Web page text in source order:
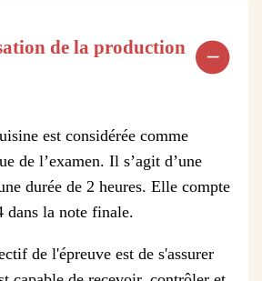
de la production
est considérée comme
de l’examen. Il s’agit d’une
durée de 2 heures. Elle compte
dans la note finale.
de l'épreuve est de s'assurer